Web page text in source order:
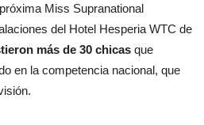
Miss Supranational
del Hotel Hesperia WTC de
más de 30 chicas que
en la competencia nacional, que